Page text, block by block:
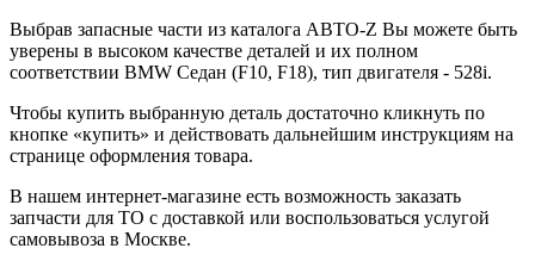
Выбрав запасные части из каталога АВТО-Z Вы можете быть
уверены в высоком качестве деталей и их полном
соответствии BMW Седан (F10, F18), тип двигателя - 528i.
Чтобы купить выбранную деталь достаточно кликнуть по
кнопке «купить» и действовать дальнейшим инструкциям на
странице оформления товара.
В нашем интернет-магазине есть возможность заказать
запчасти для ТО с доставкой или воспользоваться услугой
самовывоза в Москве.